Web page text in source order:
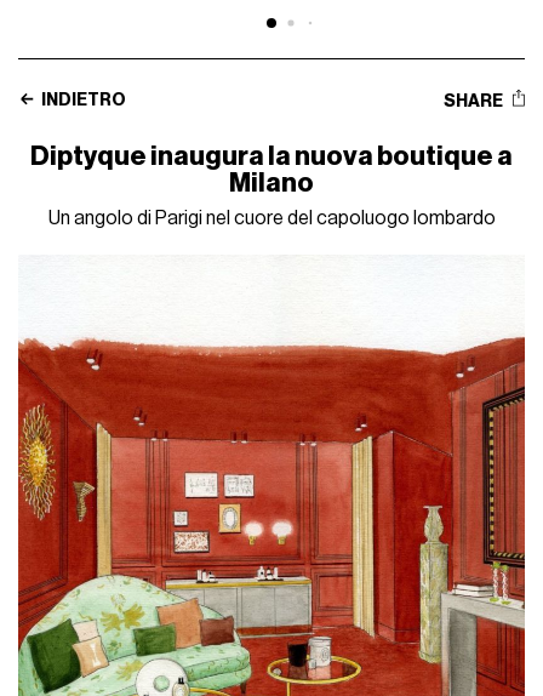
INDIETRO SHARE
Diptyque inaugura la nuova boutique a
Milano
Un angolo di Parigi nel cuore del capoluogo lombardo